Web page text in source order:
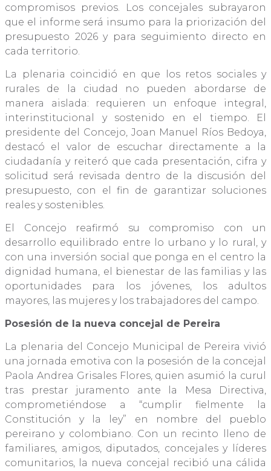
compromisos previos. Los concejales subrayaron
que el informe será insumo para la priorización del
presupuesto 2026 y para seguimiento directo en
cada territorio.
La plenaria coincidió en que los retos sociales y
rurales de la ciudad no pueden abordarse de
manera aislada: requieren un enfoque integral,
interinstitucional y sostenido en el tiempo. El
presidente del Concejo, Joan Manuel Ríos Bedoya,
destacó el valor de escuchar directamente a la
ciudadanía y reiteró que cada presentación, cifra y
solicitud será revisada dentro de la discusión del
presupuesto, con el fin de garantizar soluciones
reales y sostenibles.
El Concejo reafirmó su compromiso con un
desarrollo equilibrado entre lo urbano y lo rural, y
con una inversión social que ponga en el centro la
dignidad humana, el bienestar de las familias y las
oportunidades para los jóvenes, los adultos
mayores, las mujeres y los trabajadores del campo.
Posesión de la nueva concejal de Pereira
La plenaria del Concejo Municipal de Pereira vivió
una jornada emotiva con la posesión de la concejal
Paola Andrea Grisales Flores, quien asumió la curul
tras prestar juramento ante la Mesa Directiva,
comprometiéndose a “cumplir fielmente la
Constitución y la ley” en nombre del pueblo
pereirano y colombiano. Con un recinto lleno de
familiares, amigos, diputados, concejales y líderes
comunitarios, la nueva concejal recibió una cálida